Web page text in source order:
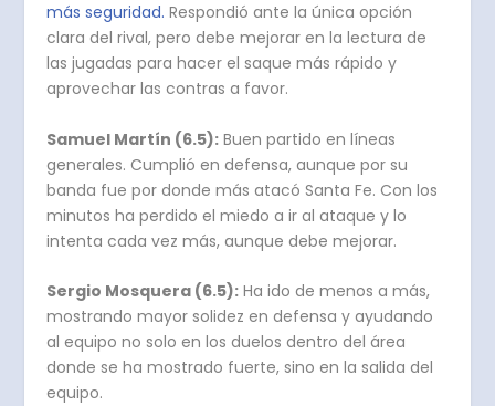
más seguridad. Respondió ante la única opción
clara del rival, pero debe mejorar en la lectura de
las jugadas para hacer el saque más rápido y
aprovechar las contras a favor.
Samuel Martín (6.5): Buen partido en líneas
generales. Cumplió en defensa, aunque por su
banda fue por donde más atacó Santa Fe. Con los
minutos ha perdido el miedo a ir al ataque y lo
intenta cada vez más, aunque debe mejorar.
Sergio Mosquera (6.5): Ha ido de menos a más,
mostrando mayor solidez en defensa y ayudando
al equipo no solo en los duelos dentro del área
donde se ha mostrado fuerte, sino en la salida del
equipo.